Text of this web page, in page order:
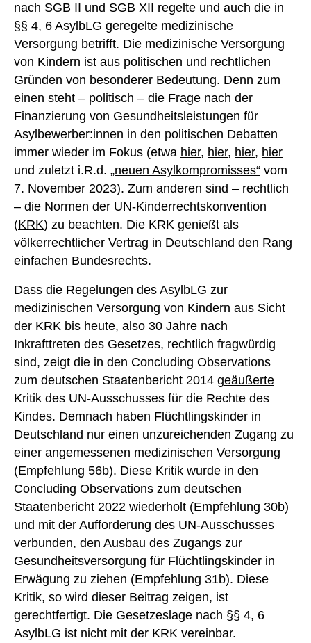
nach SGB II und SGB XII regelte und auch die in
§§ 4, 6 AsylbLG geregelte medizinische
Versorgung betrifft. Die medizinische Versorgung
von Kindern ist aus politischen und rechtlichen
Gründen von besonderer Bedeutung. Denn zum
einen steht – politisch – die Frage nach der
Finanzierung von Gesundheitsleistungen für
Asylbewerber:innen in den politischen Debatten
immer wieder im Fokus (etwa hier, hier, hier, hier
und zuletzt i.R.d. „neuen Asylkompromisses“ vom
7. November 2023). Zum anderen sind – rechtlich
– die Normen der UN-Kinderrechtskonvention
(KRK) zu beachten. Die KRK genießt als
völkerrechtlicher Vertrag in Deutschland den Rang
einfachen Bundesrechts.
Dass die Regelungen des AsylbLG zur
medizinischen Versorgung von Kindern aus Sicht
der KRK bis heute, also 30 Jahre nach
Inkrafttreten des Gesetzes, rechtlich fragwürdig
sind, zeigt die in den Concluding Observations
zum deutschen Staatenbericht 2014 geäußerte
Kritik des UN-Ausschusses für die Rechte des
Kindes. Demnach haben Flüchtlingskinder in
Deutschland nur einen unzureichenden Zugang zu
einer angemessenen medizinischen Versorgung
(Empfehlung 56b). Diese Kritik wurde in den
Concluding Observations zum deutschen
Staatenbericht 2022 wiederholt (Empfehlung 30b)
und mit der Aufforderung des UN-Ausschusses
verbunden, den Ausbau des Zugangs zur
Gesundheitsversorgung für Flüchtlingskinder in
Erwägung zu ziehen (Empfehlung 31b). Diese
Kritik, so wird dieser Beitrag zeigen, ist
gerechtfertigt. Die Gesetzeslage nach §§ 4, 6
AsylbLG ist nicht mit der KRK vereinbar.